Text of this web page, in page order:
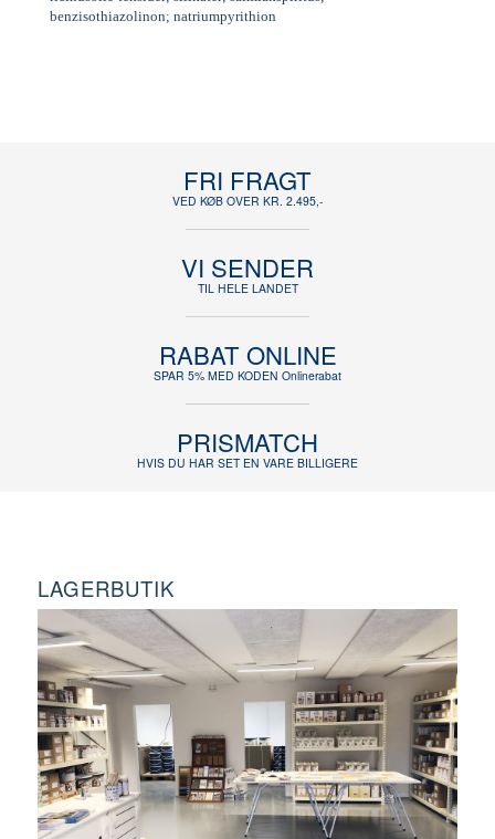
benzisothiazolinon; natriumpyrithion
FRI FRAGT
VED KØB OVER KR. 2.495,-
VI SENDER
TIL HELE LANDET
RABAT ONLINE
SPAR 5% MED KODEN Onlinerabat
PRISMATCH
HVIS DU HAR SET EN VARE BILLIGERE
LAGERBUTIK